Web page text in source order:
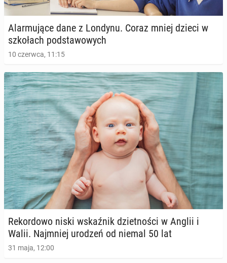
Alar­mu­ją­ce dane z Londynu. Coraz mniej dzieci w
szko­łach pod­sta­wo­wych
10 czerwca, 11:15
Re­kor­do­wo niski wskaź­nik dziet­no­ści w Anglii i
Walii. Naj­mniej urodzeń od niemal 50 lat
31 maja, 12:00